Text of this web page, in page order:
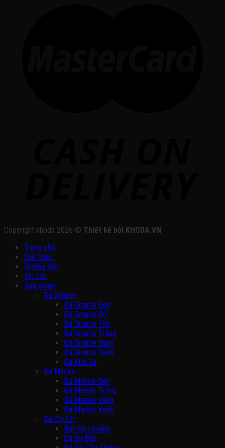
Copyright khoda 2026 © Thiết kế bởi KHODA.VN
Trang chủ
Giới thiệu
Hướng dẫn
Tin tức
Sản phẩm
Đá Granite
Đá Granite Đen
Đá Granite Đỏ
Đá Granite Tím
Đá Granite Trắng
Đá Granite Vàng
Đá Granite Xanh
Đá Kim Sa
Đá Marble
Đá Marble Đen
Đá Marble Trắng
Đá Marble Vàng
Đá Marble Xanh
Đá Ốp Lát
Bàn Đá Lavabo
Đá ốp Bếp